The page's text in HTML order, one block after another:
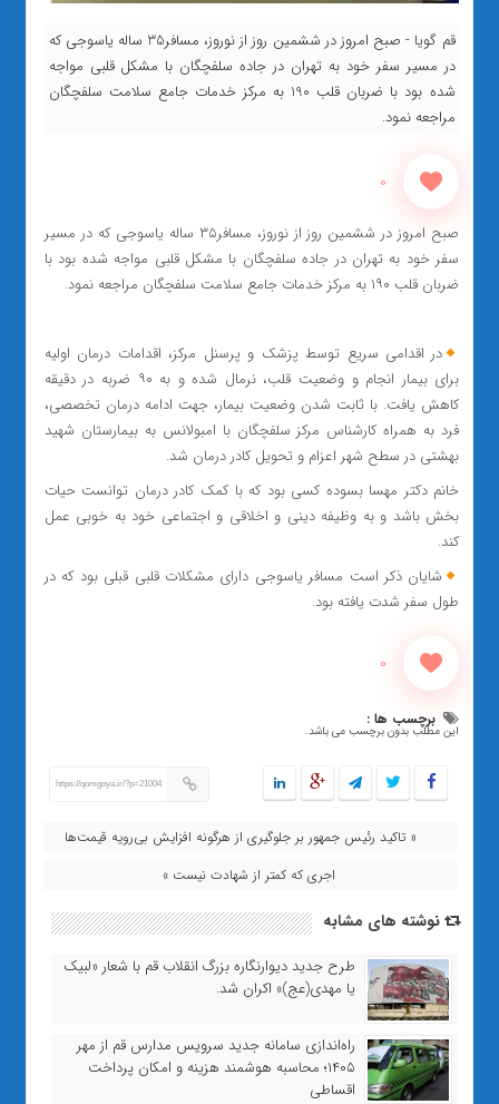
قم گویا - صبح امروز در ششمین روز از نوروز، مسافر35 ساله یاسوجی که
در مسیر سفر خود به تهران در جاده سلفچگان با مشکل قلبی مواجه
شده بود با ضربان قلب 190 به مرکز خدمات جامع سلامت سلفچگان
مراجعه نمود.
0
صبح امروز در ششمین روز از نوروز، مسافر۳۵ ساله یاسوجی که در مسیر
سفر خود به تهران در جاده سلفچگان با مشکل قلبی مواجه شده بود با
ضربان قلب ۱۹۰ به مرکز خدمات جامع سلامت سلفچگان مراجعه نمود.
در اقدامی سریع توسط پزشک و پرسنل مرکز، اقدامات درمان اولیه
برای بیمار انجام و وضعیت قلب، نرمال شده و به ۹۰ ضربه در دقیقه
کاهش یافت. با ثابت شدن وضعیت بیمار، جهت ادامه درمان تخصصی،
فرد به همراه کارشناس مرکز سلفچگان با امبولانس به بیمارستان شهید
بهشتی در سطح شهر اعزام و تحویل کادر درمان شد.
خانم دکتر مهسا بسوده کسی بود که با کمک کادر درمان توانست حیات
بخش باشد و به وظیفه دینی و اخلاقی و اجتماعی خود به خوبی عمل
کند.
شایان ذکر است مسافر یاسوجی دارای مشکلات قلبی قبلی بود که در
طول سفر شدت یافته بود.
0
برچسب ها :
این مطلب بدون برچسب می باشد.
https://qomgoya.ir/?p=21004
« تاکید رئیس جمهور بر جلوگیری از هرگونه افزایش بی‌رویه قیمت‌ها
اجری که کمتر از شهادت نیست »
نوشته های مشابه
طرح جدید دیوارنگاره بزرگ انقلاب قم با شعار «لبیک
یا مهدی(عج)» اکران شد.
راه‌اندازی سامانه جدید سرویس مدارس قم از مهر
۱۴۰۵؛ محاسبه هوشمند هزینه و امکان پرداخت
اقساطی